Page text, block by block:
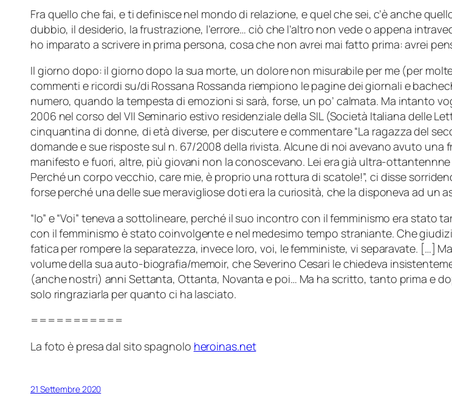
Fra quello che fai, e ti definisce nel mondo di relazione, e quel che sei, c’è anche
dubbio, il desiderio, la frustrazione, l’errore… ciò che l’altro non vede o appena
ho imparato a scrivere in prima persona, cosa che non avrei mai fatto prima: avrei
Il giorno dopo: il giorno dopo la sua morte, un dolore non misurabile per me (per
commenti e ricordi su/di Rossana Rossanda riempiono le pagine dei giornali e
numero, quando la tempesta di emozioni si sarà, forse, un po’ calmata. Ma intanto
2006 nel corso del VII Seminario estivo residenziale della SIL (Società Italiana delle
cinquantina di donne, di età diverse, per discutere e commentare “La ragazza del
domande e sue risposte sul n. 67/2008 della rivista. Alcune di noi avevano avuto
manifesto e fuori, altre, più giovani non la conoscevano. Lei era già ultra-ottantennne
Perché un corpo vecchio, care mie, è proprio una rottura di scatole!”, ci disse
forse perché una delle sue meravigliose doti era la curiosità, che la disponeva ad
“Io” e “Voi” teneva a sottolineare, perché il suo incontro con il femminismo era stato
con il femminismo è stato coinvolgente e nel medesimo tempo straniante. Che
fatica per rompere la separatezza, invece loro, voi, le femministe, vi separavate. […]
volume della sua auto-biografia/memoir, che Severino Cesari le chiedeva
(anche nostri) anni Settanta, Ottanta, Novanta e poi… Ma ha scritto, tanto prima e
solo ringraziarla per quanto ci ha lasciato.
===========
La foto è presa dal sito spagnolo heroinas.net
21 Settembre 2020